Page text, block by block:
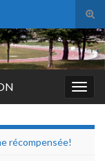
récompensée!